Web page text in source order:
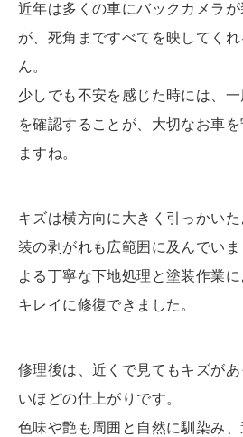
近年は多くの車にバックカメラ
が、死角まですべてを映してく
ん。
少しでも不安を感じた時には、
を確認することが、大切なお車
ますね。
キズは横方向に大きく引っかい
装の剥がれも広範囲に及んでい
よる丁寧な下地処理と塗装作業
キレイに修復できました。
修理後は、近くで見てもキズが
いほどの仕上がりです。
色味や艶も周囲と自然に馴染み